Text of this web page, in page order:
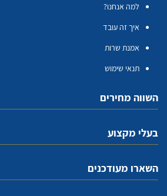
למה אנחנו?
איך זה עובד
אמנת שרות
תנאי שימוש
השווה מחירים
בעלי מקצוע
השארו מעודכנים